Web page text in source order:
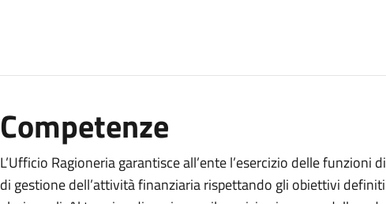
Competenze
L’Ufficio Ragioneria garantisce all’ente l’esercizio delle
di gestione dell’attività finanziaria rispettando gli obiettivi